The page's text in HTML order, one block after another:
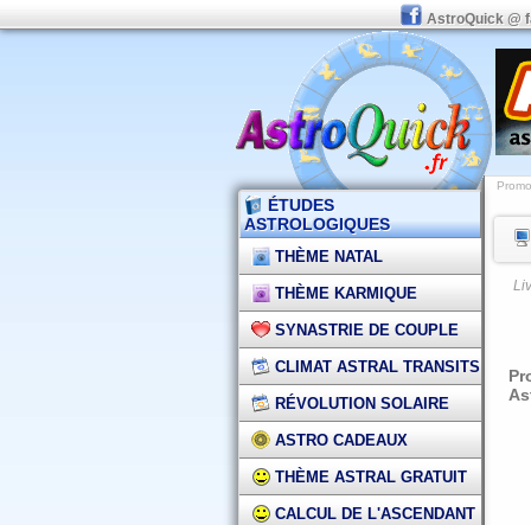
AstroQuick @
ÉTUDES
ASTROLOGIQUES
THÈME NATAL
THÈME KARMIQUE
SYNASTRIE DE COUPLE
CLIMAT ASTRAL TRANSITS
RÉVOLUTION SOLAIRE
ASTRO CADEAUX
THÈME ASTRAL GRATUIT
CALCUL DE L'ASCENDANT